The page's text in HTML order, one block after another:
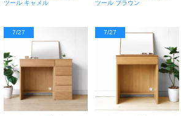
ツール キャメル
ツール ブラウン
7/27 7/27